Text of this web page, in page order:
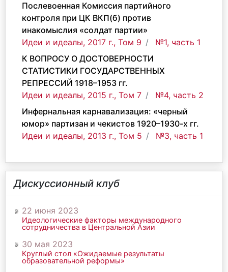
Послевоенная Комиссия партийного
контроля при ЦК ВКП(б) против
инакомыслия «солдат партии»
Идеи и идеалы, 2017 г., Том 9
№1, часть 1
К ВОПРОСУ О ДОСТОВЕРНОСТИ
СТАТИСТИКИ ГОСУДАРСТВЕННЫХ
РЕПРЕССИЙ 1918–1953 гг.
Идеи и идеалы, 2015 г., Том 7
№4, часть 2
Инфернальная карнавализация: «черный
юмор» партизан и чекистов 1920–1930-х гг.
Идеи и идеалы, 2013 г., Том 5
№3, часть 1
Дискуссионный клуб
22 июня 2023
Идеологические факторы международного
сотрудничества в Центральной Азии
30 мая 2023
Круглый стол «Ожидаемые результаты
образовательной реформы»